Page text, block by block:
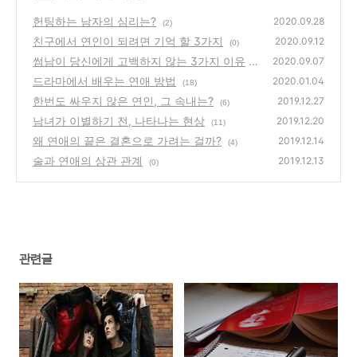
헌팅하는 남자의 심리는? (2) 2020.09.28
친구에서 연인이 되려면 기억 할 3가지 (0) 2020.09.12
썸남이 당신에게 고백하지 않는 3가지 이유
(0)
2020.09.07
드라마에서 배우는 연애 방법 (18) 2020.01.04
한번도 싸우지 않은 연인, 그 속내는? (6) 2019.12.27
남녀가 이별하기 전, 나타나는 현상 (11) 2019.12.20
왜 연애의 끝은 결혼으로 가려는 걸까? (4) 2019.12.14
술과 연애의 상관 관계 (0) 2019.12.13
관련글